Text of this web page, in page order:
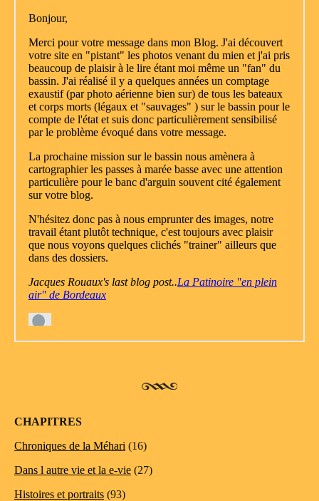
CHAPITRES
Chroniques de la Méhari (16)
Dans l autre vie et la e-vie (27)
Histoires et portraits (93)